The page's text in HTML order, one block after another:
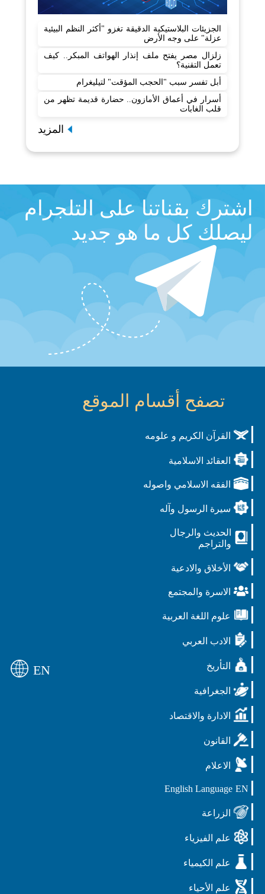
الجزيئات البلاستيكية الدقيقة تغزو "أكثر النظم البيئية
عزلة" على وجه الأرض
زلزال مصر يفتح ملف إنذار الهواتف المبكر.. كيف
تعمل التقنية؟
أبل تفسر سبب "الحجب المؤقت" لتيليغرام
أسرار في أعماق الأمازون.. حضارة قديمة تظهر من
قلب الغابات
المزيد
اشترك بقناتنا على التلجرام
ليصلك كل ما هو جديد
تصفح أقسام الموقع
القرآن الكريم و علومه
العقائد الاسلامية
الفقه الاسلامي واصوله
سيرة الرسول وآله
الحديث والرجال
والتراجم
الأخلاق والادعية
الاسرة والمجتمع
علوم اللغة العربية
الادب العربي
التأريخ
الجغرافية
الادارة والاقتصاد
القانون
الاعلام
EN
English Language
الزراعة
علم الفيزياء
علم الكيمياء
علم الأحياء
EN